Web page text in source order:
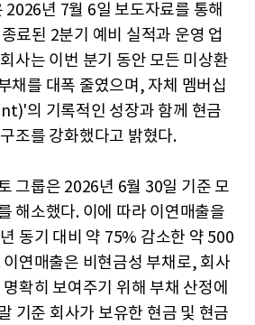
년 7월 6일 보도자료를 통해
료된 2분기 예비 실적과 운영 업
사는 이번 분기 동안 모든 미상환
채를 대폭 줄였으며, 자체 멤버십
의 기록적인 성장과 함께 현금
조를 강화했다고 밝혔다.
그룹은 2026년 6월 30일 기준 모
해소했다. 이에 따라 이연매출을
동기 대비 약 75% 감소한 약 500
연매출은 비현금성 부채로, 회사
확히 보여주기 위해 부채 산정에
기준 회사가 보유한 현금 및 현금